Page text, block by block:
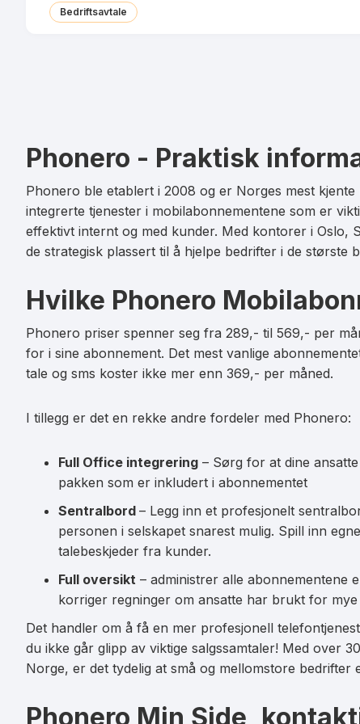
MMS
Bedriftsavtale
Datarollover
Bruk i EU/EØS
Les mer om Phonero Red 100 GB
Phonero - Praktisk
Phonero ble etablert i 2008 og er Norges mest
integrerte tjenester i mobilabonnementene som er
effektivt internt og med kunder. Med kontorer i Oslo,
de strategisk plassert til å hjelpe bedrifter i de største
Hvilke Phonero
Phonero priser spenner seg fra 289,- til 569,- per
for i sine abonnement. Det mest vanlige
tale og sms koster ikke mer enn 369,- per måned.
I tillegg er det en rekke andre fordeler med Phonero:
Full Office integrering – Sørg for at dine
pakken som er inkludert i abonnementet
Sentralbord – Legg inn et profesjonelt
personen i selskapet snarest mulig. Spill inn
talebeskjeder fra kunder.
Full oversikt – administrer alle abonnementene
korriger regninger om ansatte har brukt for
Det handler om å få en mer profesjonell
du ikke går glipp av viktige salgssamtaler! Med over
Norge, er det tydelig at små og mellomstore
Phonero Min Side,